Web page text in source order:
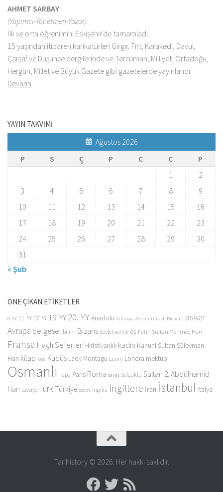
AHMET SARBAY
(Yapımcı-Yönetmen-Yazar)
İlk ve orta öğrenimini Eskişehir'de tamamladı.
15 yaşından itibaren karikatürleri Gırgır, Fırt, Karakedi, Davul,
Çarşaf ve Düşünce dergilerinde ve Tercüman, Milliyet, Ortadoğu,
Hergün, Millet ve Büyük Gazete gibi gazetelerde yayınlandı.
Devamı
YAYIN TAKVİMİ
Ağustos 2026
P
S Ç P C C
P
1
2
3
4 5 6 7 8
9
10
11 12 13 14 15
16
17
18 19 20 21 22
23
24
25 26 27 28 29
30
31
« Şub
ÖNE ÇIKAN ETİKETLER
6. YY 11. YY 17. YY 19. YY20. YYAnadolu Antakya Arslan Yürekli Richard asker
Avrupa belgesel bilim Bizans devlet evlilik eş Fatih Sultan Mehmed Han
Fransa Haçlı Seferleri Hıristiyanlık kadın Kanuni Sultan Süleyman
Han kitap kral Kudüs Lady Montagu Lenin Londra mektup
Osmanlı Papa Paris Roma savaş Selçuklu Sultan 2. Abdülhamid
Han tavsiye Türk Türkiye çocuk İngiliz İngiltere İran İstanbul İtalya
Tarihistory © 2026. Her hakkı saklıdır.